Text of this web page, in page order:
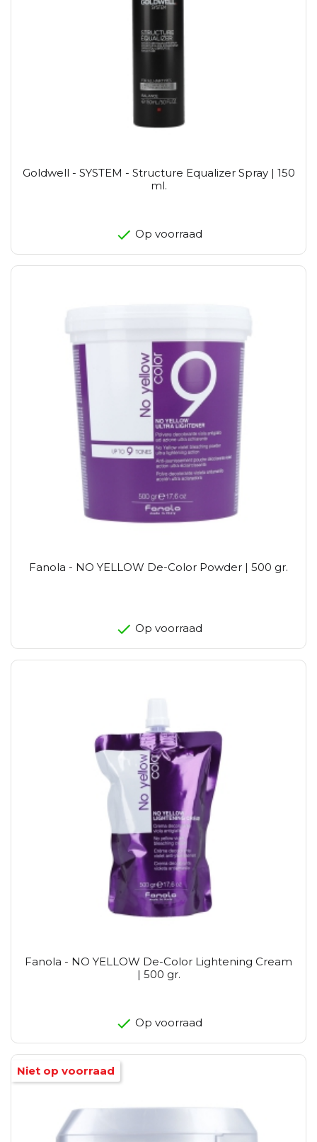
Goldwell - SYSTEM - Structure Equalizer Spray | 150
ml.
Op voorraad
Fanola - NO YELLOW De-Color Powder | 500 gr.
Op voorraad
Fanola - NO YELLOW De-Color Lightening Cream
| 500 gr.
Op voorraad
Niet op voorraad